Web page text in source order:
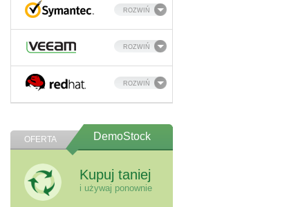
ROZWIŃ
ROZWIŃ
ROZWIŃ
OFERTA DemoStock
Kupuj taniej
i używaj ponownie